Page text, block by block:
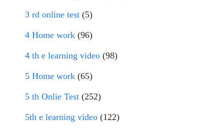
3 rd online test (5)
4 Home work (96)
4 th e learning video (98)
5 Home work (65)
5 th Onlie Test (252)
5th e learning video (122)